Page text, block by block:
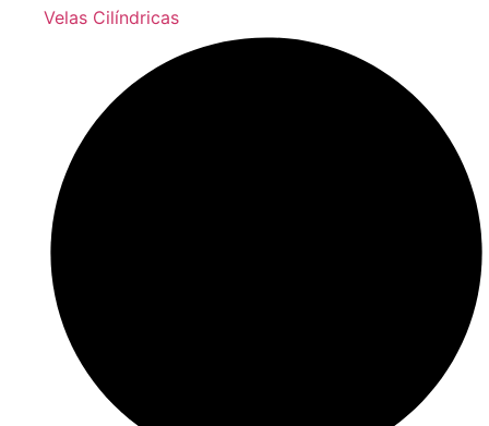
Velas Cilíndricas